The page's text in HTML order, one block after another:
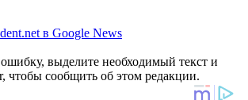
в Google News
выделите необходимый текст и
чтобы сообщить об этом редакции.